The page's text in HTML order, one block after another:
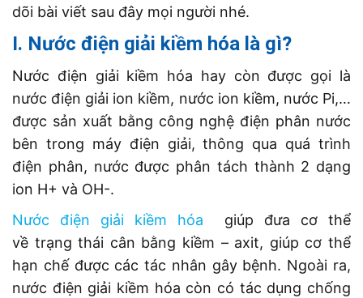
dõi bài viết sau đây mọi người nhé.
I. Nước điện giải kiềm hóa là gì?
Nước điện giải kiềm hóa hay còn được gọi là
nước điện giải ion kiềm, nước ion kiềm, nước Pi,…
được sản xuất bằng công nghệ điện phân nước
bên trong máy điện giải, thông qua quá trình
điện phân, nước được phân tách thành 2 dạng
ion H+ và OH-.
Nước điện giải kiềm hóa
giúp đưa cơ thể
về trạng thái cân bằng kiềm – axit, giúp cơ thể
hạn chế được các tác nhân gây bệnh. Ngoài ra,
nước điện giải kiềm hóa còn có tác dụng chống